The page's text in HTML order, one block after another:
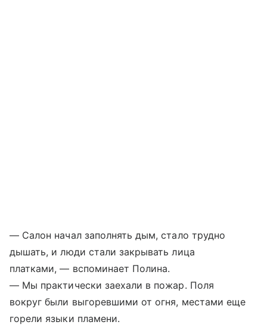
— Салон начал заполнять дым, стало трудно
дышать, и люди стали закрывать лица
платками, — вспоминает Полина.
— Мы практически заехали в пожар. Поля
вокруг были выгоревшими от огня, местами еще
горели языки пламени.